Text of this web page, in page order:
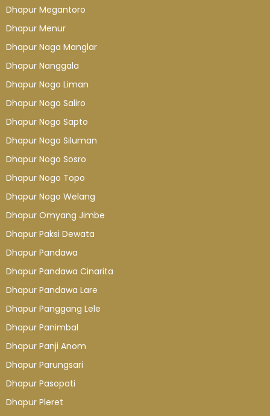
Dhapur Megantoro
Dhapur Menur
Dhapur Naga Manglar
Dhapur Nanggala
Dhapur Nogo Liman
Dhapur Nogo Saliro
Dhapur Nogo Sapto
Dhapur Nogo Siluman
Dhapur Nogo Sosro
Dhapur Nogo Topo
Dhapur Nogo Welang
Dhapur Omyang Jimbe
Dhapur Paksi Dewata
Dhapur Pandawa
Dhapur Pandawa Cinarita
Dhapur Pandawa Lare
Dhapur Panggang Lele
Dhapur Panimbal
Dhapur Panji Anom
Dhapur Parungsari
Dhapur Pasopati
Dhapur Pleret